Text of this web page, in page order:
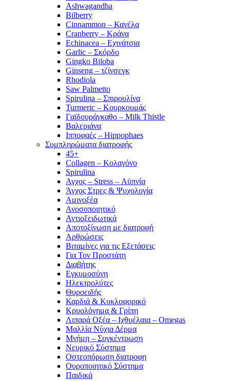
Ashwagandha
Bilberry
Cinnammon – Κανέλα
Cranberry – Κράνα
Echinacea – Εχινάτσια
Garlic – Σκόρδο
Gingko Biloba
Ginseng – τζίνσεγκ
Rhodiola
Saw Palmetto
Spirulina – Σπιρουλίνα
Turmeric – Κουρκουμάς
Γαϊδουράγκαθο – Milk Thistle
Βαλεριάνα
Ιπποφαές – Hippophaes
Συμπληρώματα διατροφής
45+
Collagen – Κολαγόνο
Spirulina
Αγχος – Stress – Αϋπνία
Άγχος Στρες & Ψυχολογία
Αμινοξέα
Ανοσοποιητικό
Αντιοξειδωτικά
Αποτοξίνωση με διατροφή
Αρθρώσεις
Βιταμίνες για τις Εξετάσεις
Για Τον Προστάτη
Διαβήτης
Εγκυμοσύνη
Ηλεκτρολύτες
Θυροειδής
Καρδιά & Κυκλοφορικό
Κρυολόγημα & Γρίπη
Λιπαρά Οξέα – Ιχθυέλαια – Omegas
Μαλλία Νύχια Δέρμα
Μνήμη – Συγκέντρωση
Νευρικό Σύστημα
Οστεοπόρωση διατροφη
Ουροποιητικό Σύστημα
Παιδικά